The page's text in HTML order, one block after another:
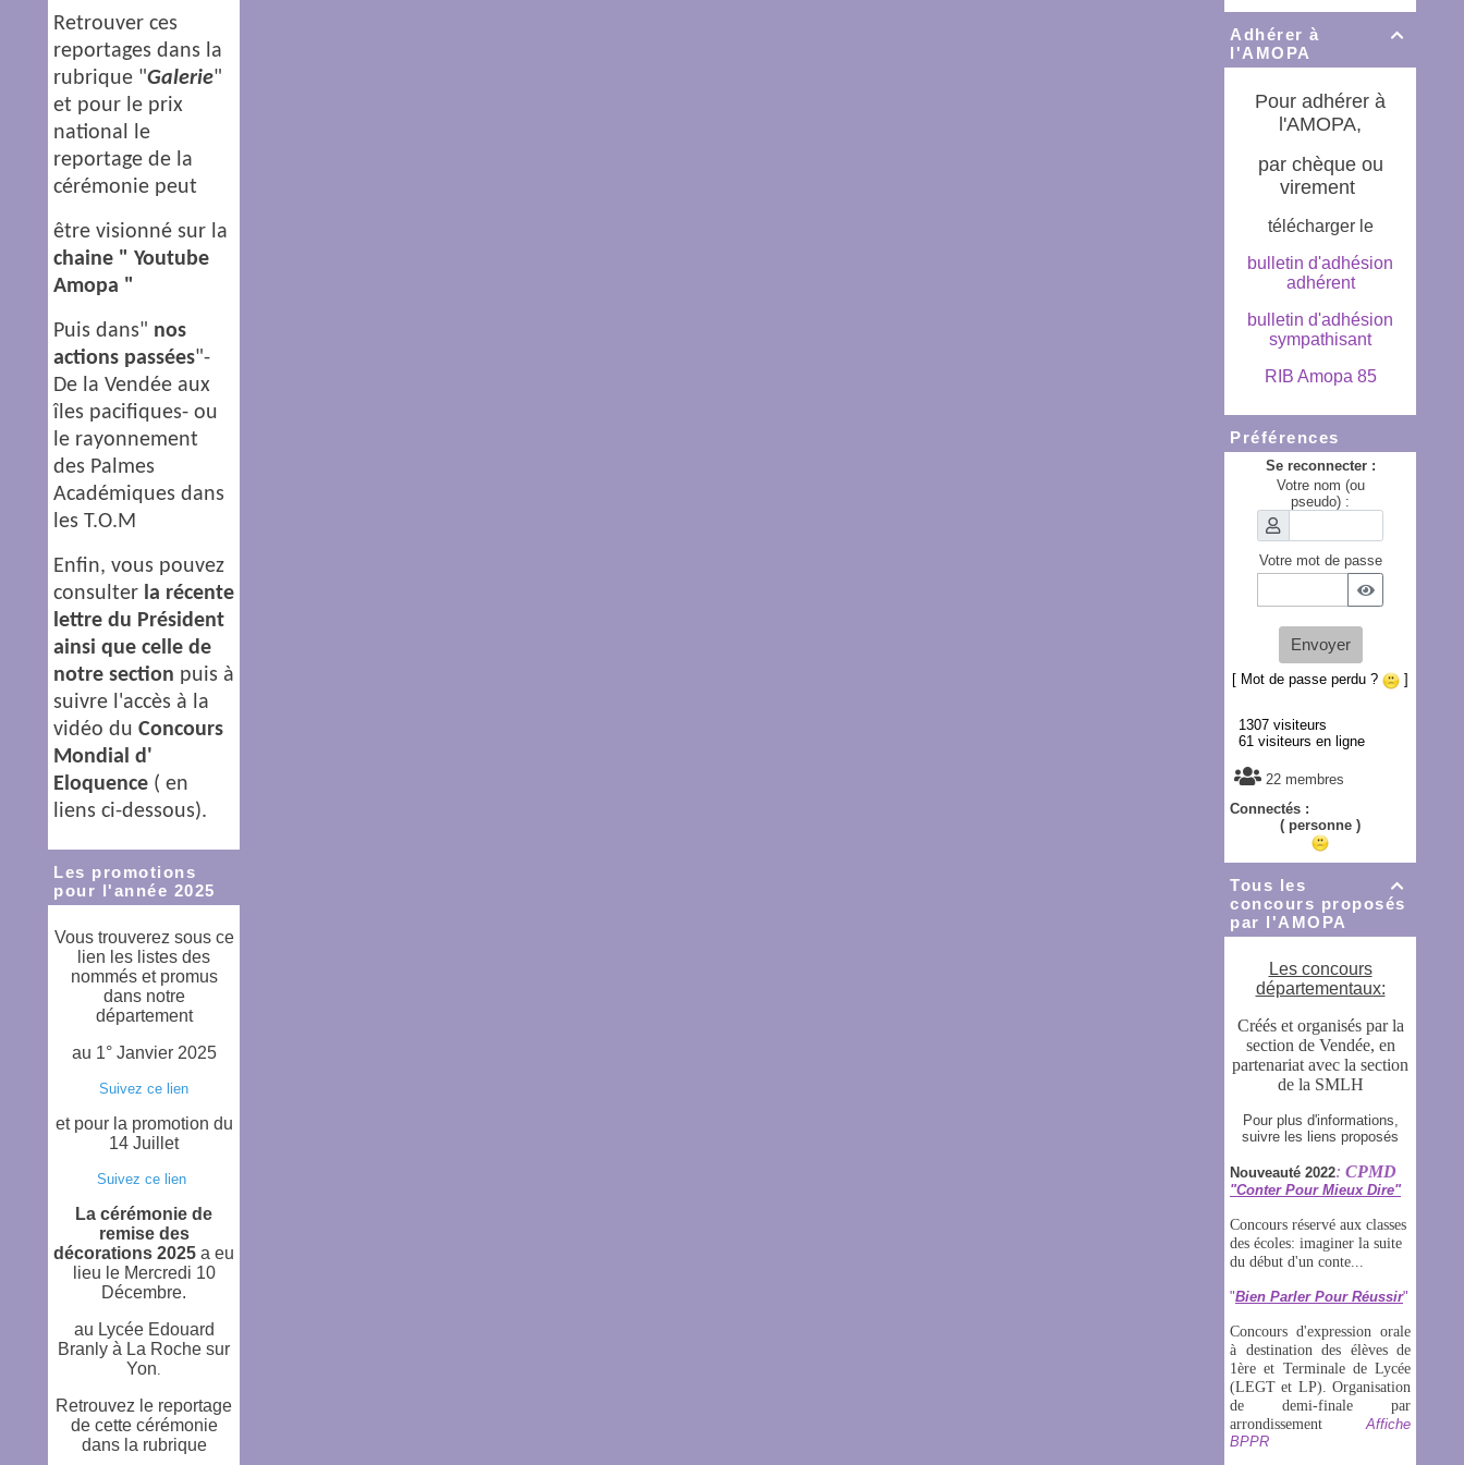
Retrouver ces
reportages dans la
rubrique "Galerie"
et pour le prix
national le
reportage de la
cérémonie peut
être visionné sur la
chaine " Youtube
Amopa "
Puis dans" nos
actions passées"-
De la Vendée aux
îles pacifiques- ou
le rayonnement
des Palmes
Académiques dans
les T.O.M
Enfin, vous pouvez
consulter la récente
lettre du Président
ainsi que celle de
notre section puis à
suivre l'accès à la
vidéo du Concours
Mondial d'
Eloquence ( en
liens ci-dessous).
Les promotions
pour l'année 2025
Vous trouverez sous ce
lien les listes des
nommés et promus
dans notre
département
au 1° Janvier 2025
Suivez ce lien
et pour la promotion du
14 Juillet
Suivez ce lien
La cérémonie de
remise des
décorations 2025 a eu
lieu le Mercredi 10
Décembre.
au Lycée Edouard
Branly à La Roche sur
Yon
Retrouvez le reportage
de cette cérémonie
dans la rubrique

Adhérer à
l'AMOPA
Pour adhérer à
l'AMOPA,
par chèque ou
virement
télécharger le
bulletin d'adhésion
adhérent
bulletin d'adhésion
sympathisant
RIB Amopa 85
Préférences
Se reconnecter :
Votre nom (ou
pseudo) :
Votre mot de passe
Envoyer
[ Mot de passe perdu ? ]
1307 visiteurs
61 visiteurs en ligne
22 membres
Connectés :
( personne )

Tous les
concours proposés
par l'AMOPA
Les concours
départementaux:
Créés et organisés par la
section de Vendée, en
partenariat avec la section
de la SMLH
Pour plus d'informations,
suivre les liens proposés
Nouveauté 2022: CPMD
"Conter Pour Mieux Dire"
Concours réservé aux classes
des écoles: imaginer la suite
du début d'un conte...
"Bien Parler Pour Réussir"
Concours d'expression orale
à destination des élèves de
1ère et Terminale de Lycée
(LEGT et LP) . Organisation
de demi-finale par
arrondissement
Affiche
BPPR